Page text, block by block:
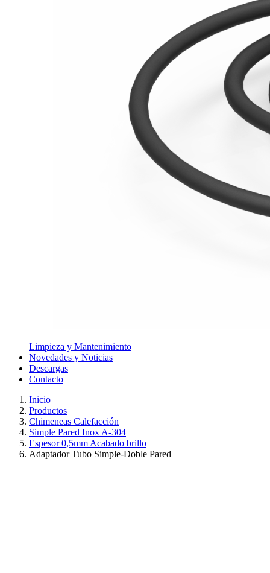
Limpieza y Mantenimiento
Novedades y Noticias
Descargas
Contacto
Inicio
Productos
Chimeneas Calefacción
Simple Pared Inox A-304
Espesor 0,5mm Acabado brillo
Adaptador Tubo Simple-Doble Pared